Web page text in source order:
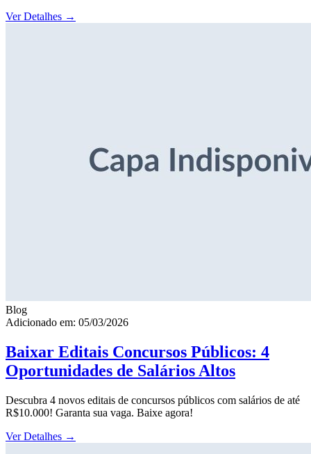
Ver Detalhes →
Blog
Adicionado em: 05/03/2026
Baixar Editais Concursos Públicos: 4
Oportunidades de Salários Altos
Descubra 4 novos editais de concursos públicos com salários de até
R$10.000! Garanta sua vaga. Baixe agora!
Ver Detalhes →